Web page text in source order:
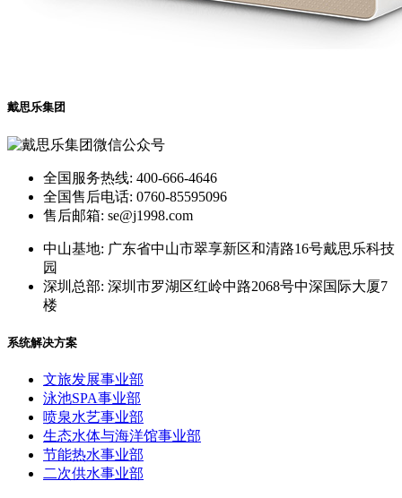
戴思乐集团
全国服务热线: 400-666-4646
全国售后电话: 0760-85595096
售后邮箱: se@j1998.com
中山基地: 广东省中山市翠享新区和清路16号戴思乐科技
园
深圳总部: 深圳市罗湖区红岭中路2068号中深国际大厦7
楼
系统解决方案
文旅发展事业部
泳池SPA事业部
喷泉水艺事业部
生态水体与海洋馆事业部
节能热水事业部
二次供水事业部